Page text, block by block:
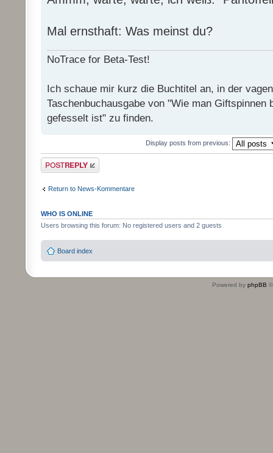
Mal ernsthaft: Was meinst du?
NoTrace for Beta-Test!
Ich schaue mir kurz die Buchtitel an, in der
Taschenbuchausgabe von "Wie man Giftspinnen
gefesselt ist" zu finden.
Display posts from previous:
Post a reply
Return to News-Kommentare
WHO IS ONLINE
Users browsing this forum: No registered users and 2 guests
Board index
Powered by phpBB